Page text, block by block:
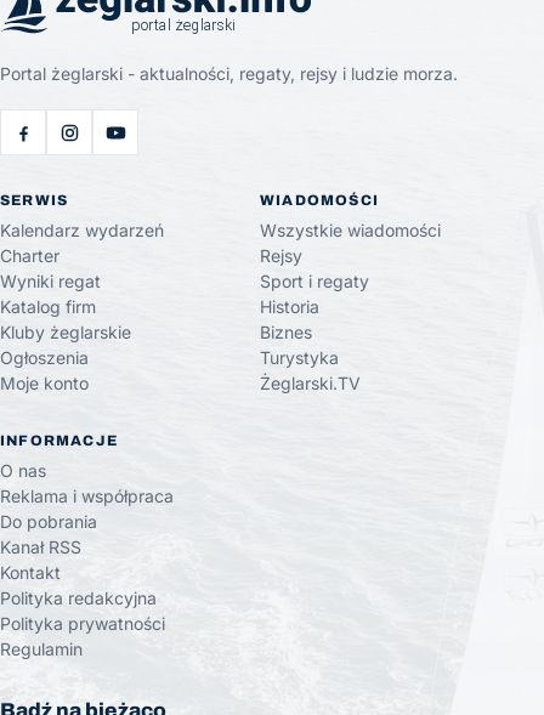
Portal żeglarski - aktualności, regaty, rejsy i ludzie morza.
SERWIS
Kalendarz wydarzeń
Charter
Wyniki regat
Katalog firm
Kluby żeglarskie
Ogłoszenia
Moje konto
WIADOMOŚCI
Wszystkie wiadomości
Rejsy
Sport i regaty
Historia
Biznes
Turystyka
Żeglarski.TV
INFORMACJE
O nas
Reklama i współpraca
Do pobrania
Kanał RSS
Kontakt
Polityka redakcyjna
Polityka prywatności
Regulamin